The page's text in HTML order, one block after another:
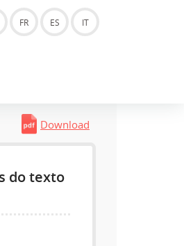
FR ES IT
Download
do texto